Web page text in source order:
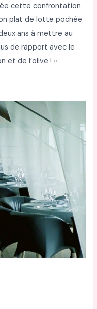
cette confrontation
plat de lotte pochée
deux ans à mettre au
de rapport avec le
et de l’olive ! »